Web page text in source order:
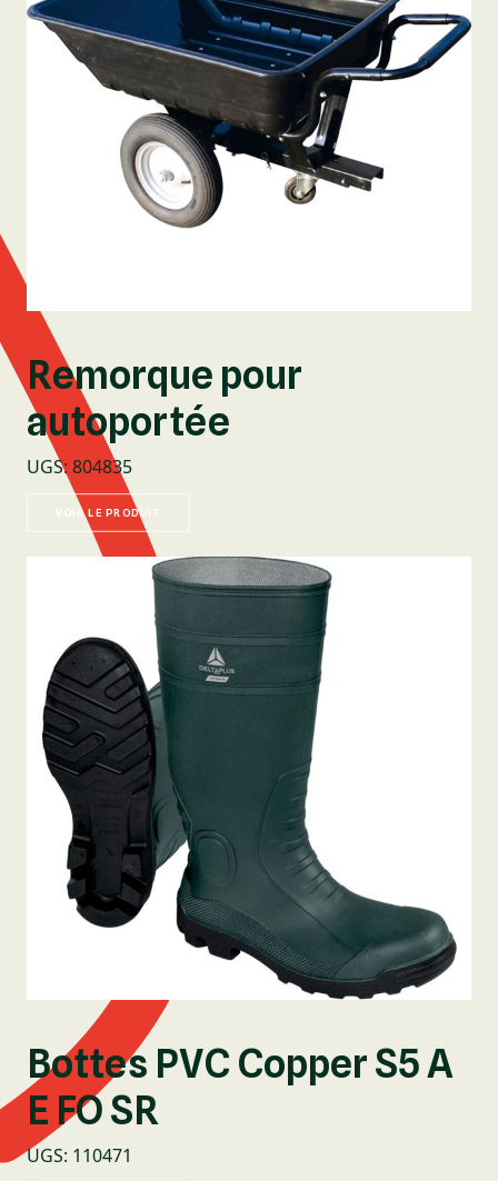
Remorque pour
autoportée
UGS: 804835
VOIR LE PRODUIT
Bottes PVC Copper S5 A
E FO SR
UGS: 110471